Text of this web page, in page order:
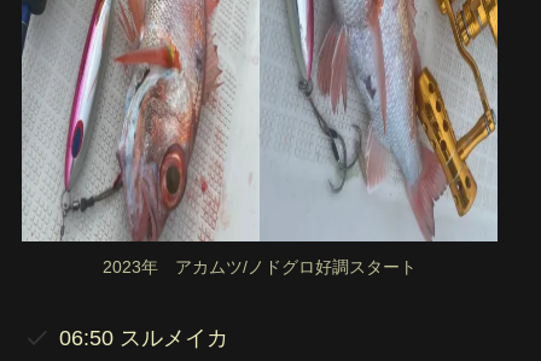
2023年 アカムツ/ノドグロ好調スタート
06:50 スルメイカ